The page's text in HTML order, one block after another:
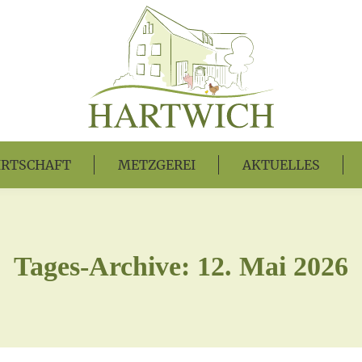
METZGEREI AKTUELLES
Tages-Archive: 12. Mai 2026